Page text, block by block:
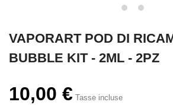
VAPORART POD DI
BUBBLE KIT - 2ML - 2PZ
10,00 € Tasse incluse